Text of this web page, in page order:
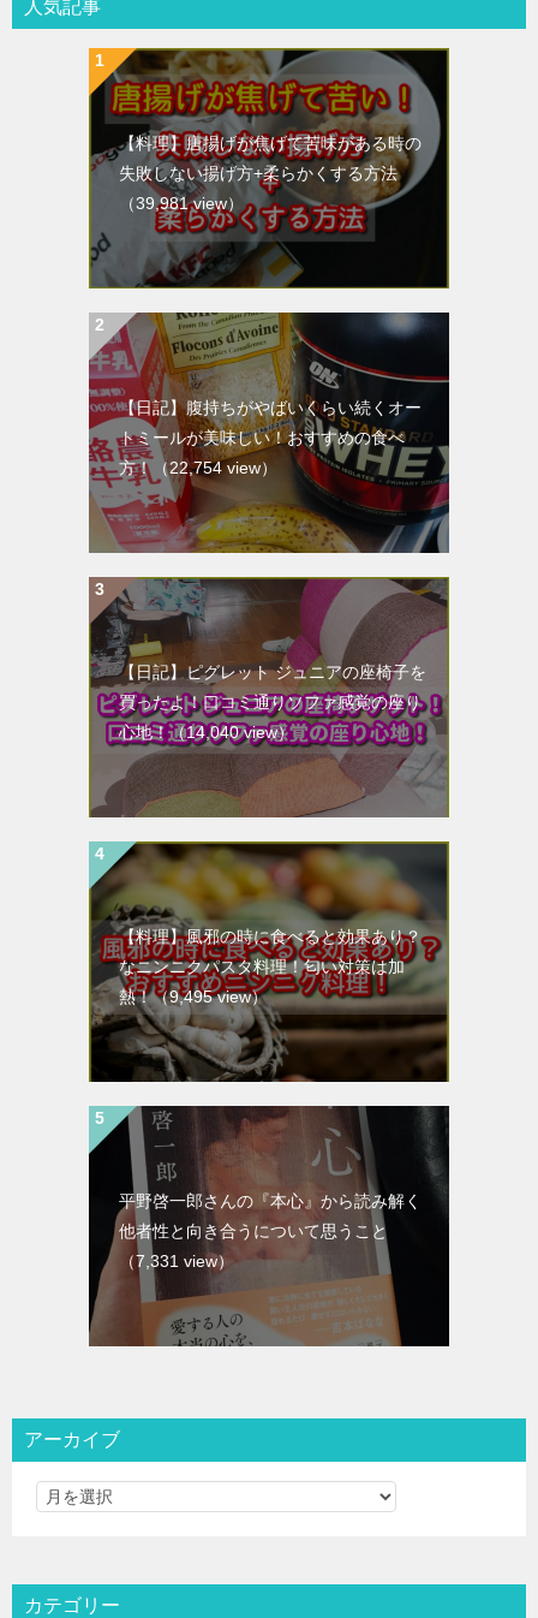
人気記事
【料理】唐揚げが焦げて苦味がある時の
失敗しない揚げ方+柔らかくする方法
（39,981 view）
【日記】腹持ちがやばいくらい続くオー
トミールが美味しい！おすすめの食べ
方！
（22,754 view）
【日記】ピグレット ジュニアの座椅子を
買ったよ！口コミ通りソファ感覚の座り
心地！（14,040 view）
【料理】風邪の時に食べると効果あり？
なニンニクパスタ料理！匂い対策は加
熱！（9,495 view）
平野啓一郎さんの『本心』から読み解く
他者性と向き合うについて思うこと
（7,331 view）
アーカイブ
カテゴリー